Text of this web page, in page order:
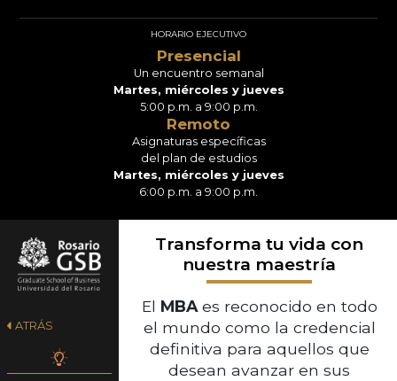
HORARIO EJECUTIVO
Presencial
Un encuentro semanal
Martes, miércoles y jueves
5:00 p.m. a 9:00 p.m.
Remoto
Asignaturas específicas
del plan de estudios
Martes, miércoles y jueves
6:00 p.m. a 9:00 p.m.
ATRÁS
Transforma tu vida con
nuestra maestría
El MBAes reconocido en todo
el mundo como la credencial
definitiva para aquellos que
desean avanzar en sus